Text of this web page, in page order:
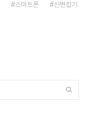
스마트폰
신변잡기